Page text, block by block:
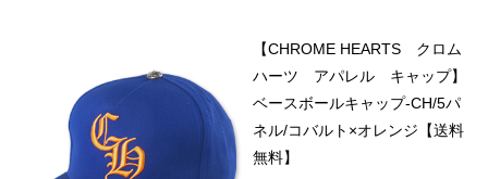
【CHROME HEARTS クロム
ハーツ アパレル キャップ】
ベースボールキャップ-CH/5パ
ネル/コバルト×オレンジ【送料
無料】